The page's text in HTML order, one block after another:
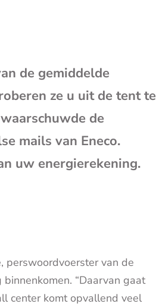
de gemiddelde
ze u uit de tent te
de
mails van Eneco.
uw energierekening.
perswoordvoerster van de
“Daarvan gaat
center komt opvallend veel